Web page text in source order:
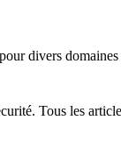
divers
Tous les